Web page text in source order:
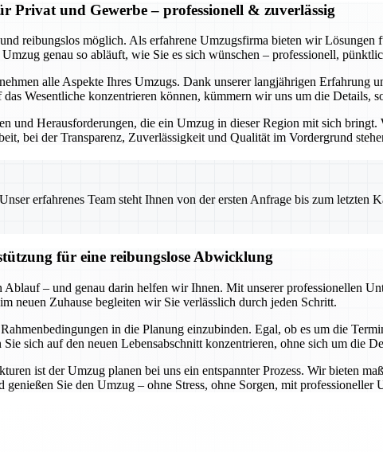
Privat und Gewerbe – professionell & zuverlässig
reibungslos möglich. Als erfahrene Umzugsfirma bieten wir
genau so abläuft, wie Sie es sich wünschen – professionell,
alle Aspekte Ihres Umzugs. Dank unserer langjährigen Erfahrung
Wesentliche konzentrieren können, kümmern wir uns um die Details,
und Herausforderungen, die ein Umzug in dieser Region mit sich
bei der Transparenz, Zuverlässigkeit und Qualität im Vordergrund
erfahrenes Team steht Ihnen von der ersten Anfrage bis zum letzten
für eine reibungslose Abwicklung
– und genau darin helfen wir Ihnen. Mit unserer professionellen
neuen Zuhause begleiten wir Sie verlässlich durch jeden Schritt.
in die Planung einzubinden. Egal, ob es um die
sich auf den neuen Lebensabschnitt konzentrieren, ohne sich um die
ist der Umzug planen bei uns ein entspannter Prozess. Wir bieten
Sie den Umzug – ohne Stress, ohne Sorgen, mit professioneller